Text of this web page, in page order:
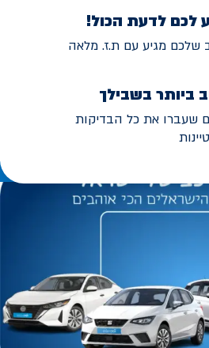
לכם לדעת הכול!
שלכם מגיע עם ת.ז. מלאה
ביותר בשבילך
שעברו את כל הבדיקות